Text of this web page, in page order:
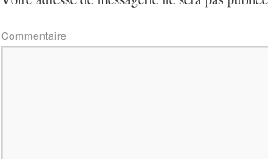
Commentaire